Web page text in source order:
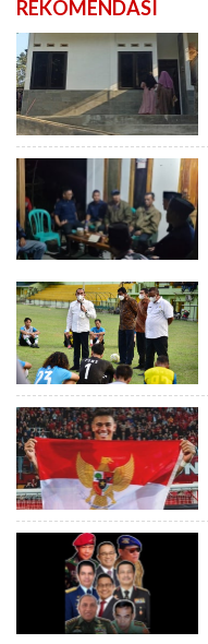
REKOMENDASI